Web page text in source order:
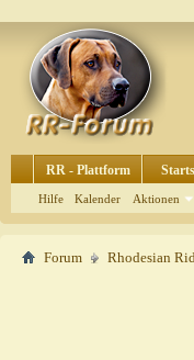
RR - Plattform
Hilfe Kalender Aktionen
Forum Rhodesian